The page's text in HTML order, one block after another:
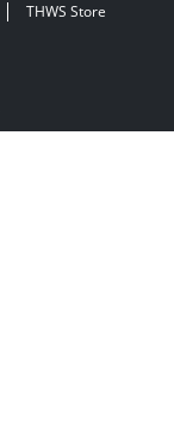
THWS Store